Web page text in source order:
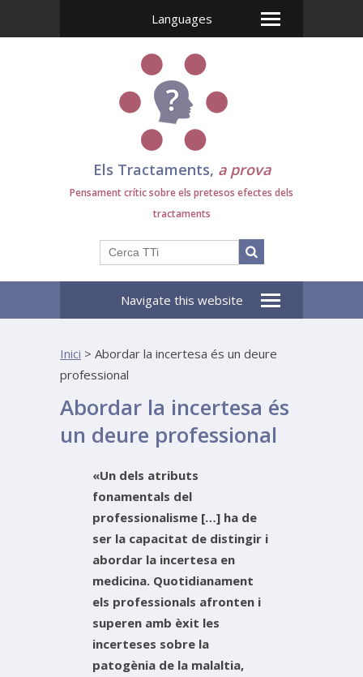
Languages
Els Tractaments, a prova
Pensament crític sobre els pretesos efectes dels
tractaments
Navigate this website
Inici > Abordar la incertesa és un deure
professional
Abordar la incertesa és
un deure professional
«Un dels atributs
fonamentals del
professionalisme […] ha de
ser la capacitat de distingir i
abordar la incertesa en
medicina. Quotidianament
els professionals afronten i
superen amb èxit les
incerteses sobre la
patogènia de la malaltia,